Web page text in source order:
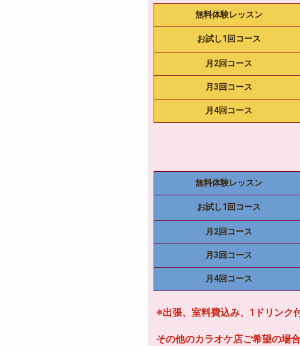
無料体験レッスン
お試し1回コース
月2回コース
月3回コース
月4回コース
無料体験レッスン
お試し1回コース
月2回コース
月3回コース
月4回コース
※出張、室料費込み、1ドリンク付
その他のカラオケ店ご希望の場